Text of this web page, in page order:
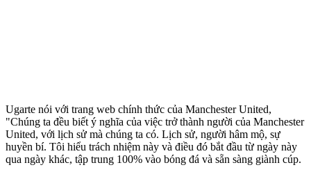
Ugarte nói với trang web chính thức của Manchester United,
"Chúng ta đều biết ý nghĩa của việc trở thành người của Manchester
United, với lịch sử mà chúng ta có. Lịch sử, người hâm mộ, sự
huyền bí. Tôi hiểu trách nhiệm này và điều đó bắt đầu từ ngày này
qua ngày khác, tập trung 100% vào bóng đá và sẵn sàng giành cúp.